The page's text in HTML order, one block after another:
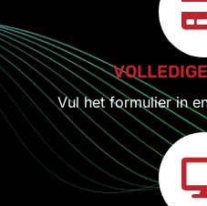
Vul het formulier in